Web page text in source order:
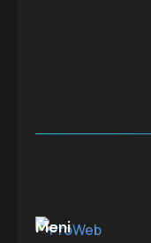
Meni